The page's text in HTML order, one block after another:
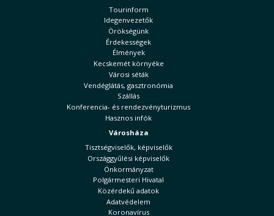
Tourinform
Idegenvezetők
Örökségünk
Érdekességek
Élmények
Kecskemét környéke
Városi séták
Vendéglátás, gasztronómia
Szállás
Konferencia- és rendezvényturizmus
Hasznos infók
Városháza
Tisztségviselők, képviselők
Országgyűlési képviselők
Önkormányzat
Polgármesteri Hivatal
Közérdekű adatok
Adatvédelem
Koronavírus